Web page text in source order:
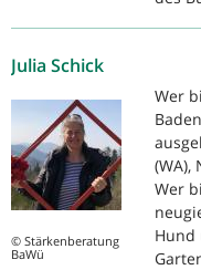
Julia Schick
© Stärkenberatung
BaWü
Wer
(WA),
Wer
Hund